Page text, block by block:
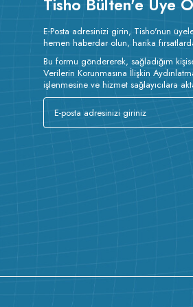
E-Posta adresinizi girin, Tisho'nun
hemen haberdar olun, harika
Bu formu göndererek, sağladığım
Verilerin Korunmasına İlişkin
işlenmesine ve hizmet sağlayıcılara